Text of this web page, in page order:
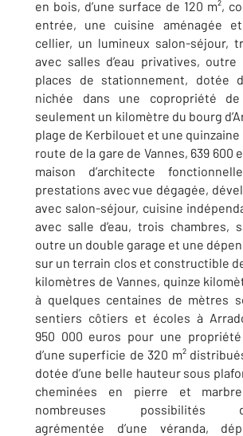
en bois, d’une surface de 120 m²,
entrée, une cuisine aménagée
cellier, un lumineux salon-séjour,
avec salles d’eau privatives,
places de stationnement, dotée
nichée dans une copropriété
seulement un kilomètre du bourg
plage de Kerbilouet et une
route de la gare de Vannes, 639 600
maison d’architecte
prestations avec vue dégagée,
avec salon-séjour, cuisine
avec salle d’eau, trois chambres,
outre un double garage et une
sur un terrain clos et constructible de
kilomètres de Vannes, quinze
à quelques centaines de mètres
sentiers côtiers et écoles à
950 000 euros pour une
d’une superficie de 320 m²
dotée d’une belle hauteur sous
cheminées en pierre et
nombreuses possibilités
agrémentée d’une véranda,